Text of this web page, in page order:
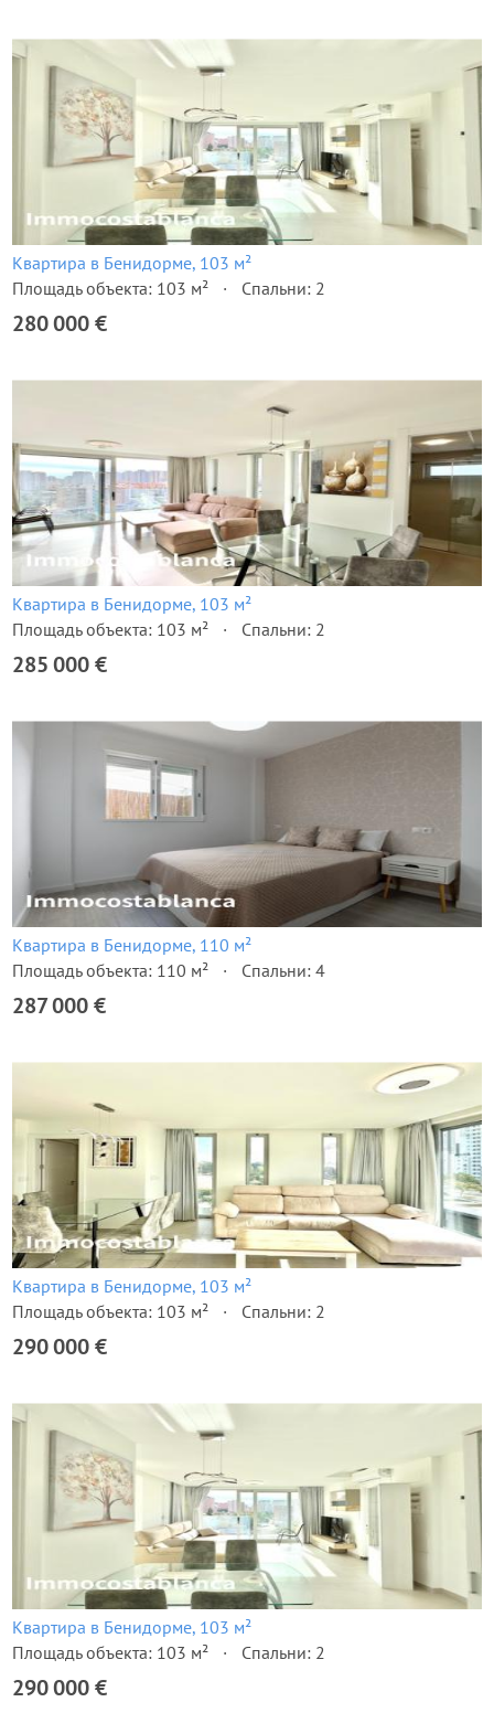
Квартира в Бенидорме, 103 м²
Площадь объекта: 103 м²
Спальни: 2
280 000 €
Квартира в Бенидорме, 103 м²
Площадь объекта: 103 м²
Спальни: 2
285 000 €
Квартира в Бенидорме, 110 м²
Площадь объекта: 110 м²
Спальни: 4
287 000 €
Квартира в Бенидорме, 103 м²
Площадь объекта: 103 м²
Спальни: 2
290 000 €
Квартира в Бенидорме, 103 м²
Площадь объекта: 103 м²
Спальни: 2
290 000 €